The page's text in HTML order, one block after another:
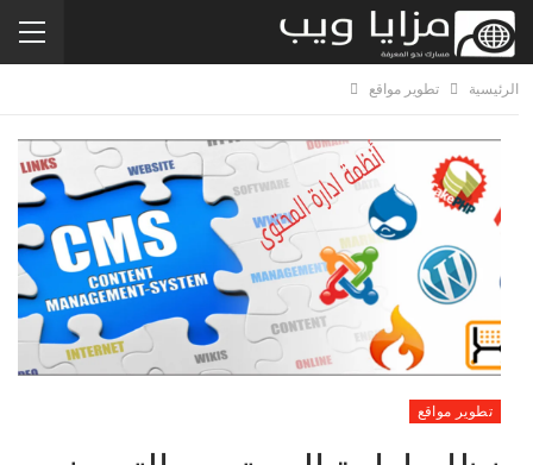
الرئيسية تطوير مواقع
تطوير مواقع